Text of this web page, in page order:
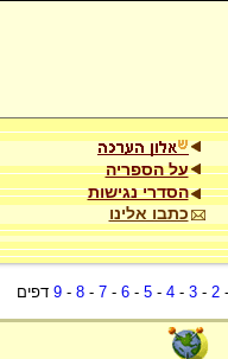
על הספריה
הסדרי נגישות
כתבו אלינו
-
2
-
3
-
4
-
5
-
6
-
7
-
8
-
9 דפים